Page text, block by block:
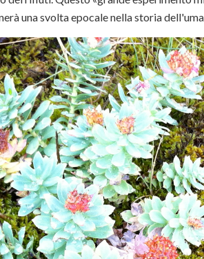
una svolta epocale nella storia